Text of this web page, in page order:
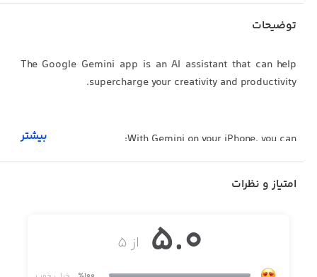
توضیحات
The Google Gemini app is an AI assistant that can help
supercharge your creativity and productivity.
With Gemini on your iPhone, you can:
Just click on the Gemini Live button in your Gemini app
بیشتر
امتیاز و نظرات
از ۵ 5.0